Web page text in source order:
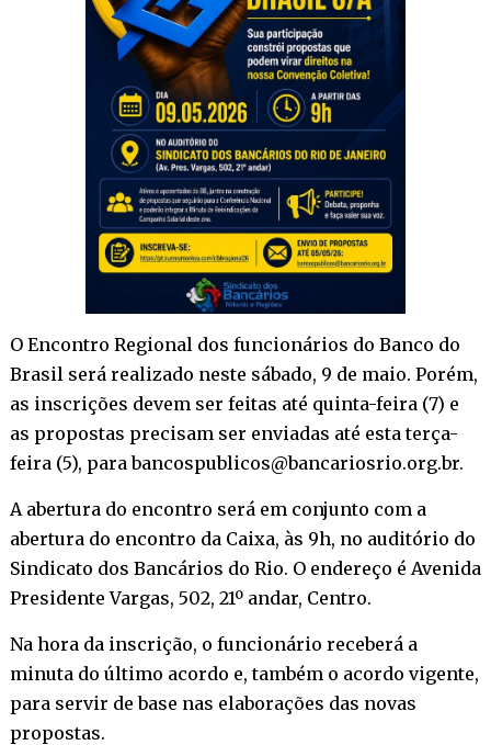
O Encontro Regional dos funcionários do Banco do
Brasil será realizado neste sábado, 9 de maio. Porém,
as inscrições devem ser feitas até quinta-feira (7) e
as propostas precisam ser enviadas até esta terça-
feira (5), para bancospublicos@bancariosrio.org.br.
A abertura do encontro será em conjunto com a
abertura do encontro da Caixa, às 9h, no auditório do
Sindicato dos Bancários do Rio. O endereço é Avenida
Presidente Vargas, 502, 21º andar, Centro.
Na hora da inscrição, o funcionário receberá a
minuta do último acordo e, também o acordo vigente,
para servir de base nas elaborações das novas
propostas.